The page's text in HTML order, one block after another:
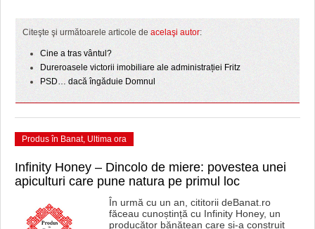
Citeşte şi următoarele articole de acelaşi autor:
Cine a tras vântul?
Dureroasele victorii imobiliare ale administrației Fritz
PSD… dacă îngăduie Domnul
Produs în Banat, Ultima ora
Infinity Honey – Dincolo de miere: povestea unei
apiculturi care pune natura pe primul loc
În urmă cu un an, cititorii deBanat.ro
făceau cunoștință cu Infinity Honey, un
producător bănățean care și-a construit